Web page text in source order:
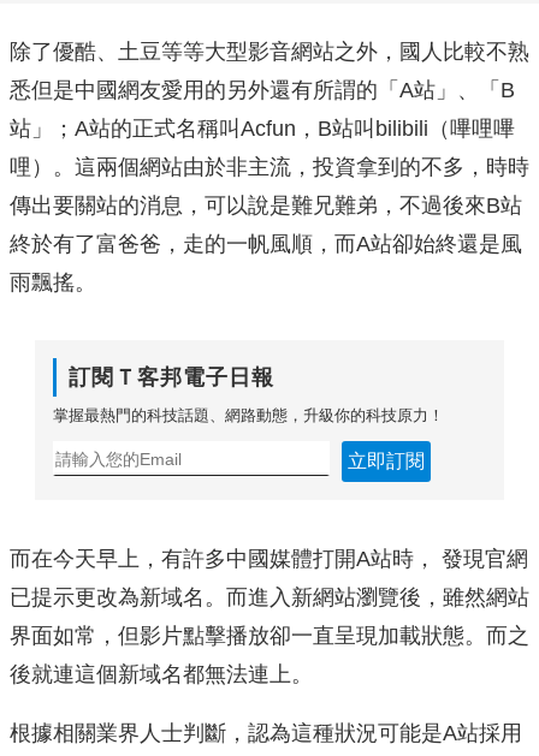
除了優酷、土豆等等大型影音網站之外，國人比較不熟
悉但是中國網友愛用的另外還有所謂的「A站」、「B
站」；A站的正式名稱叫Acfun，B站叫bilibili（嗶哩嗶
哩）。這兩個網站由於非主流，投資拿到的不多，時時
傳出要關站的消息，可以說是難兄難弟，不過後來B站
終於有了富爸爸，走的一帆風順，而A站卻始終還是風
雨飄搖。
訂閱Ｔ客邦電子日報
掌握最熱門的科技話題、網路動態，升級你的科技原力！
立即訂閱
而在今天早上，有許多中國媒體打開A站時， 發現官網
已提示更改為新域名。而進入新網站瀏覽後，雖然網站
界面如常，但影片點擊播放卻一直呈現加載狀態。而之
後就連這個新域名都無法連上。
根據相關業界人士判斷，認為這種狀況可能是A站採用